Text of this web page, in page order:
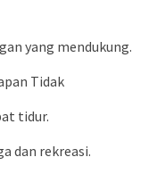
yang mendukung.
Tidak
tidur.
dan rekreasi.